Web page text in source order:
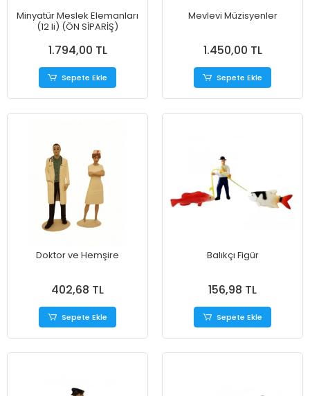
Minyatür Meslek Elemanları
(12 li) (ÖN SİPARİŞ)
1.794,00 TL
Sepete Ekle
Mevlevi Müzisyenler
1.450,00 TL
Sepete Ekle
Doktor ve Hemşire
402,68 TL
Sepete Ekle
Balıkçı Figür
156,98 TL
Sepete Ekle